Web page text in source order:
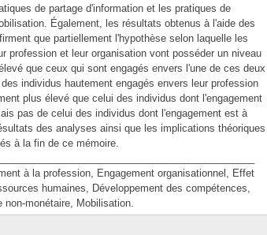
de partage d'information et les pratiques de
Également, les résultats obtenus à l'aide des
que partiellement l'hypothèse selon laquelle les
profession et leur organisation vont posséder un niveau
que ceux qui sont engagés envers l'une de ces deux
individus hautement engagés envers leur profession
plus élevé que celui des individus dont l'engagement
pas de celui des individus dont l'engagement est à
des analyses ainsi que les implications théoriques
à la fin de ce mémoire.
à la profession, Engagement organisationnel, Effet
humaines, Développement des compétences,
non-monétaire, Mobilisation.